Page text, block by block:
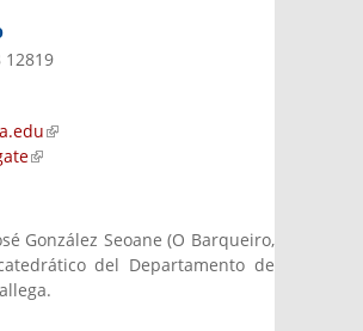
12819
(link is external)
(link is external)
González Seoane (O Barqueiro,
del Departamento de